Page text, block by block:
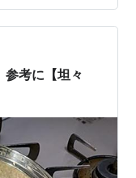
厚な味わいで、
スでした！ 家族
ニューでした！
参考に【坦々